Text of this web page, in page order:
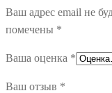
Ваш адрес email не
помечены *
Ваша оценка *
Ваш отзыв *